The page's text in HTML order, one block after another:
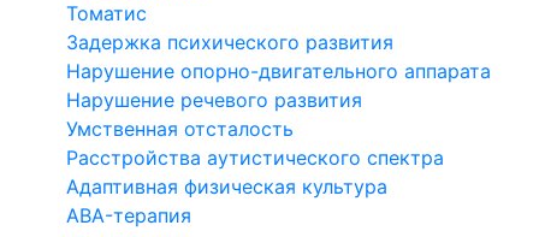
Томатис
Задержка психического развития
Нарушение опорно-двигательного аппарата
Нарушение речевого развития
Умственная отсталость
Расстройства аутистического спектра
Адаптивная физическая культура
ABA-терапия